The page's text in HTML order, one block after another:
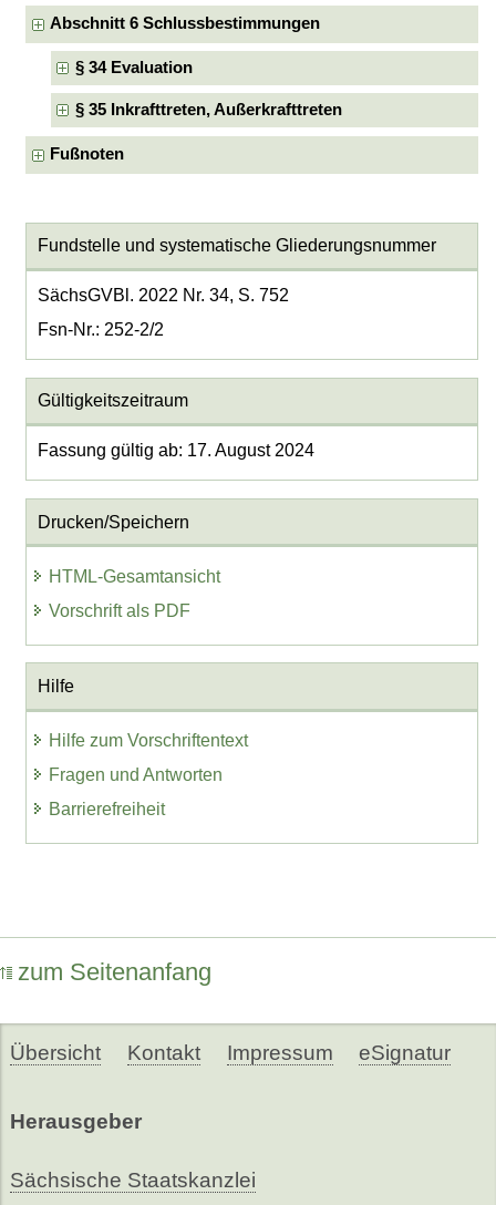
Abschnitt 6 Schlussbestimmungen
§ 34 Evaluation
§ 35 Inkrafttreten, Außerkrafttreten
Fußnoten
Fundstelle und systematische Gliederungsnummer
SächsGVBl. 2022 Nr. 34, S. 752
Fsn-Nr.: 252-2/2
Gültigkeitszeitraum
Fassung gültig ab: 17. August 2024
Drucken/Speichern
HTML-Gesamtansicht
Vorschrift als PDF
Hilfe
Hilfe zum Vorschriftentext
Fragen und Antworten
Barrierefreiheit
zum Seitenanfang
Übersicht Kontakt Impressum eSignatur
Herausgeber
Sächsische Staatskanzlei